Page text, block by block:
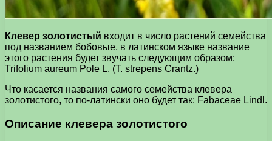
Клевер золотистый входит в число растений семейства
под названием бобовые, в латинском языке название
этого растения будет звучать следующим образом:
Trifolium aureum Pole L. (T. strepens Crantz.)
Что касается названия самого семейства клевера
золотистого, то по-латински оно будет так: Fabaceae Lindl.
Описание клевера золотистого